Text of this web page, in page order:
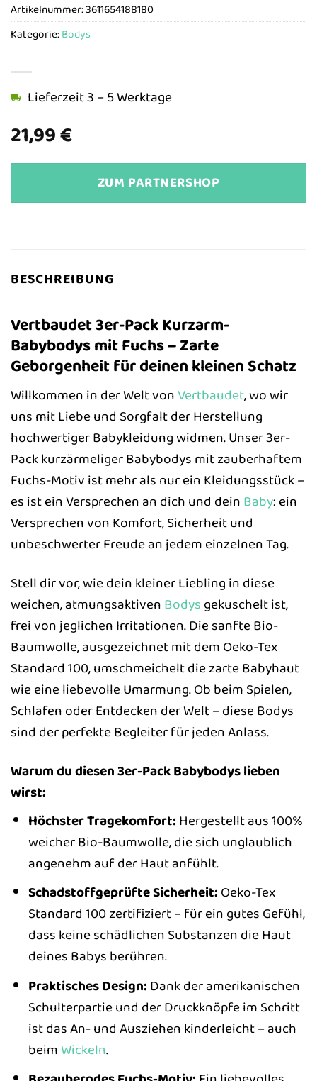
21,99€
Lieferzeit 3 – 5 Werktage
ZUM PARTNERSHOP
Artikelnummer:3611654188180
Kategorie:Bodys
BESCHREIBUNG
Vertbaudet 3er-Pack Kurzarm-
Babybodys mit Fuchs – Zarte
Geborgenheit für deinen kleinen Schatz
Willkommen in der Welt vonVertbaudet, wo wir
uns mit Liebe und Sorgfalt der Herstellung
hochwertiger Babykleidung widmen. Unser 3er-
Pack kurzärmeliger Babybodys mit zauberhaftem
Fuchs-Motiv ist mehr als nur ein Kleidungsstück –
es ist ein Versprechen an dich und dein Baby: ein
Versprechen von Komfort, Sicherheit und
unbeschwerter Freude an jedem einzelnen Tag.
Stell dir vor, wie dein kleiner Liebling in diese
weichen, atmungsaktiven Bodys gekuschelt ist,
frei von jeglichen Irritationen. Die sanfte Bio-
Baumwolle, ausgezeichnet mit dem Oeko-Tex
Standard 100, umschmeichelt die zarte Babyhaut
wie eine liebevolle Umarmung. Ob beim Spielen,
Schlafen oder Entdecken der Welt – diese Bodys
sind der perfekte Begleiter für jeden Anlass.
Warum du diesen 3er-Pack Babybodys lieben
wirst:
Höchster Tragekomfort: Hergestellt aus 100%
weicher Bio-Baumwolle, die sich unglaublich
angenehm auf der Haut anfühlt.
Schadstoffgeprüfte Sicherheit: Oeko-Tex
Standard 100 zertifiziert – für ein gutes Gefühl,
dass keine schädlichen Substanzen die Haut
deines Babys berühren.
Praktisches Design: Dank der amerikanischen
Schulterpartie und der Druckknöpfe im Schritt
ist das An- und Ausziehen kinderleicht – auch
beim Wickeln.